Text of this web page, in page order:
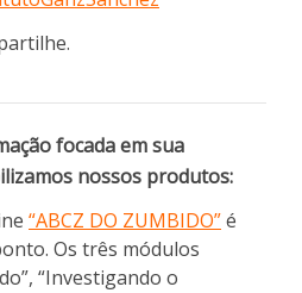
focada em sua
nossos produtos:
“ABCZ DO ZUMBIDO”é
Os três módulos
“Investigando o